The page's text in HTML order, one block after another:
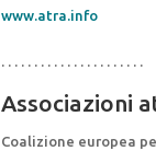
www.atra.info
. . . . . . . . . . . . . . . . . . . . . .
Associazioni
Coalizione europea